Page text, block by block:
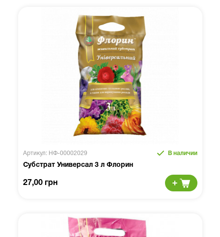
Артикул: НФ-00002029 В наличии
Субстрат Универсал 3 л Флорин
27,00 грн